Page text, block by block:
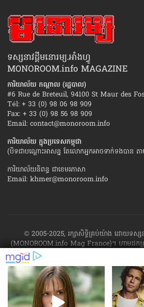
ទស្សនាវដ្ដីមនោរម្យ.អាំងហ្វូ
MONOROOM.info MAGAZINE
ការិយាល័យ កណ្ដាល (រដ្ឋបាល)
#6 Rue de Breteuil, 94100 St Maur des
Tél: + 33 (0) 98 06 98 909
Fax: + 33 (0) 98 56 98 909
Email: contact@monoroom.info
ការិយាល័យ ក្នុង​ប្រទេស​កម្ពុជា
(បិទជាបណ្ដោះអាសន្ន តែលោកអ្នកអាចទាក់ទងបាន ត
ការិយាល័យនិពន្ធ ជាខេមរភាសា
Email: khmer@monoroom.info
© 2005-2025, រក្សាសិទ្ធិគ្រប់យ៉ាង ដោយទស្សនា
(MONOROOM.info Mag France)។ ហាម​ដក​ស្
ទាំង​អស់ ​នៃ​ការ​ផ្សាយ​របស់​ទស្សនាវដ្ដី​​មនោរម្យ.អាំ
លើក្រដាស ឬតាម​ប្រព័ន្ធ​អេឡិច​ត្រូនិច - ផ្សាយ​តាម​រល
អេឡិចត្រូនិច - សរសេរ​ឡើង​វិញ ឬ​ចែក​ចាយ​ តាមវិធី
យល់ព្រម ជា​លាយ​លក្ខណ៍​អក្សរ​ ពី​ចាងហ្វាង​ការ​ផ្សា
បាននូវសិទ្ធិ​ទាំងនេះ សូម​ទាក់​ទង​មក​ទ